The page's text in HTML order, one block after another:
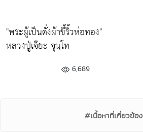
"พระผู้เป็นดั่งผ้าขี้ริ้วห่อทอง"
หลวงปู่เจ๊ยะ จุนฺโท
6,689
#เนื้อหาที่เกี่ยวข้อง